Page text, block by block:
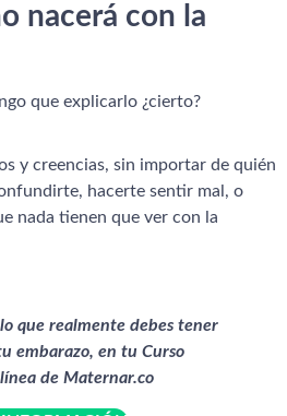
nacerá con la
que explicarlo ¿cierto?
y creencias, sin importar de quién
hacerte sentir mal, o
nada tienen que ver con la
que realmente debes tener
embarazo, en tu Curso
de Maternar.co